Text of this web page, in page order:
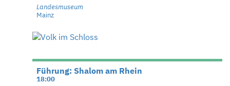
Landesmuseum
Mainz
Führung: Shalom am Rhein
18:00